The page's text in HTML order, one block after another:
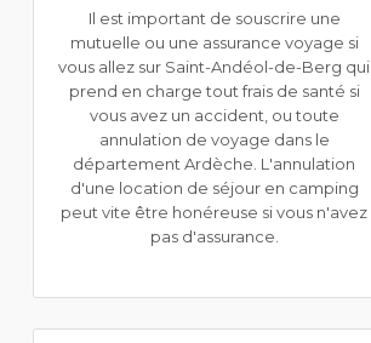
Il est important de souscrire une
mutuelle ou une assurance voyage si
vous allez sur Saint-Andéol-de-Berg qui
prend en charge tout frais de santé si
vous avez un accident, ou toute
annulation de voyage dans le
département Ardèche. L'annulation
d'une location de séjour en camping
peut vite être honéreuse si vous n'avez
pas d'assurance.